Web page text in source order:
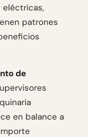
eléctricas,
patrones
de
en balance a